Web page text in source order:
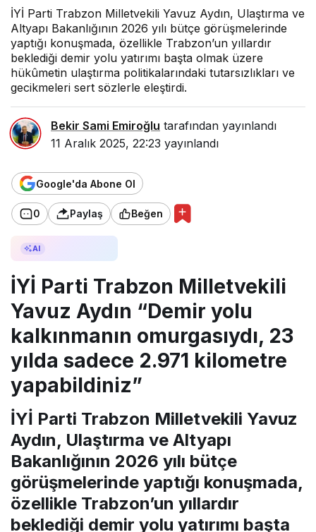
İYİ Parti Trabzon Milletvekili Yavuz Aydın, Ulaştırma ve
Altyapı Bakanlığının 2026 yılı bütçe görüşmelerinde
yaptığı konuşmada, özellikle Trabzon’un yıllardır
beklediği demir yolu yatırımı başta olmak üzere
hükûmetin ulaştırma politikalarındaki tutarsızlıkları ve
gecikmeleri sert sözlerle eleştirdi.
Bekir Sami Emiroğlu tarafından yayınlandı
11 Aralık 2025, 22:23 yayınlandı
Google'da Abone Ol
0 Paylaş Beğen
AI
İYİ Parti Trabzon Milletvekili
Yavuz Aydın “Demir yolu
kalkınmanın omurgasıydı, 23
yılda sadece 2.971 kilometre
yapabildiniz”
İYİ Parti Trabzon Milletvekili Yavuz
Aydın, Ulaştırma ve Altyapı
Bakanlığının 2026 yılı bütçe
görüşmelerinde yaptığı konuşmada,
özellikle Trabzon’un yıllardır
beklediği demir yolu yatırımı başta